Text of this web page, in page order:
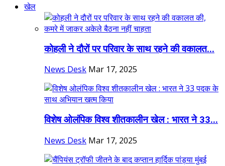
खेल
कोहली ने दौरों पर परिवार के साथ रहने की वकालत...
News Desk Mar 17, 2025
विशेष ओलंपिक विश्व शीतकालीन खेल : भारत ने 33...
News Desk Mar 17, 2025